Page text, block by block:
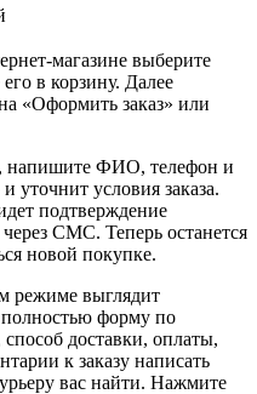
магазине выберите
в корзину. Далее
«Оформить заказ» или
напишите ФИО, телефон и
уточнит условия заказа.
подтверждение
СМС. Теперь останется
новой покупке.
режиме выглядит
форму по
доставки, оплаты,
к заказу написать
вас найти. Нажмите